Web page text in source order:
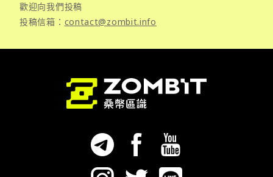
歡迎向我們投稿
投稿信箱： contact@zombit.info